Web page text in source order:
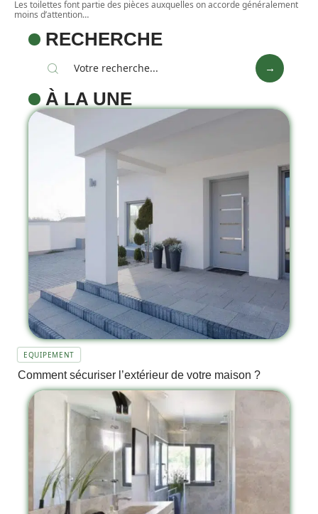
Les toilettes font partie des pièces auxquelles on accorde généralement
moins d’attention…
RECHERCHE
À LA UNE
EQUIPEMENT
Comment sécuriser l’extérieur de votre maison ?